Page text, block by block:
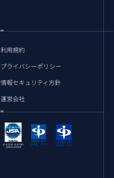
利用規約
プライバシーポリシー
情報セキュリティ方針
運営会社